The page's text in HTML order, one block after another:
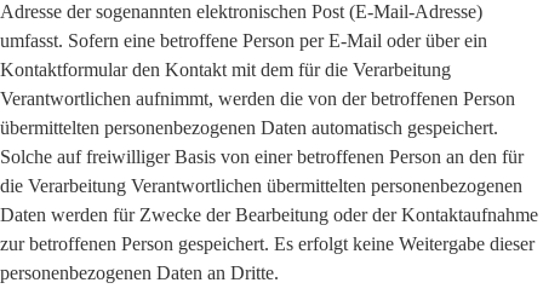
Adresse der sogenannten elektronischen Post (E-Mail-Adresse)
umfasst. Sofern eine betroffene Person per E-Mail oder über ein
Kontaktformular den Kontakt mit dem für die Verarbeitung
Verantwortlichen aufnimmt, werden die von der betroffenen Person
übermittelten personenbezogenen Daten automatisch gespeichert.
Solche auf freiwilliger Basis von einer betroffenen Person an den für
die Verarbeitung Verantwortlichen übermittelten personenbezogenen
Daten werden für Zwecke der Bearbeitung oder der Kontaktaufnahme
zur betroffenen Person gespeichert. Es erfolgt keine Weitergabe dieser
personenbezogenen Daten an Dritte.